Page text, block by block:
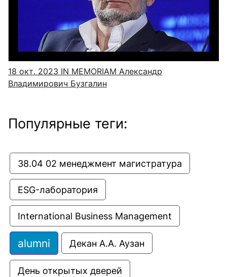
18 окт. 2023 IN MEMORIAM Александр
Владимирович Бузгалин
Популярные теги:
38.04 02 менеджмент магистратура
ESG-лаборатория
International Business Management
alumni Декан А.А. Аузан
День открытых дверей